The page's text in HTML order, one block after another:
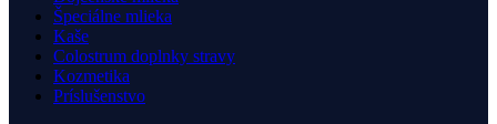
Špeciálne mlieka
Kaše
Colostrum doplnky stravy
Kozmetika
Príslušenstvo